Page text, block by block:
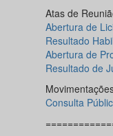
Atas de
Abertura de
Resultado
Abertura de
Resultado de
Consulta